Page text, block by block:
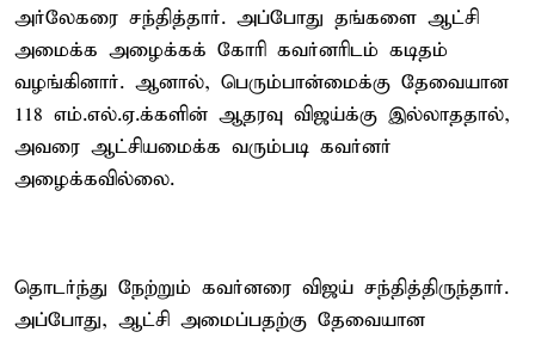
அர்லேகரை சந்தித்தார். அப்போது தங்களை ஆட்சி
அமைக்க அழைக்கக் கோரி கவர்னரிடம் கடிதம்
வழங்கினார். ஆனால், பெரும்பான்மைக்கு தேவையான
118 எம்.எல்.ஏ.க்களின் ஆதரவு விஜய்க்கு இல்லாததால்,
அவரை ஆட்சியமைக்க வரும்படி கவர்னர்
அழைக்கவில்லை.
தொடர்ந்து நேற்றும் கவர்னரை விஜய் சந்தித்திருந்தார்.
அப்போது, ஆட்சி அமைப்பதற்கு தேவையான